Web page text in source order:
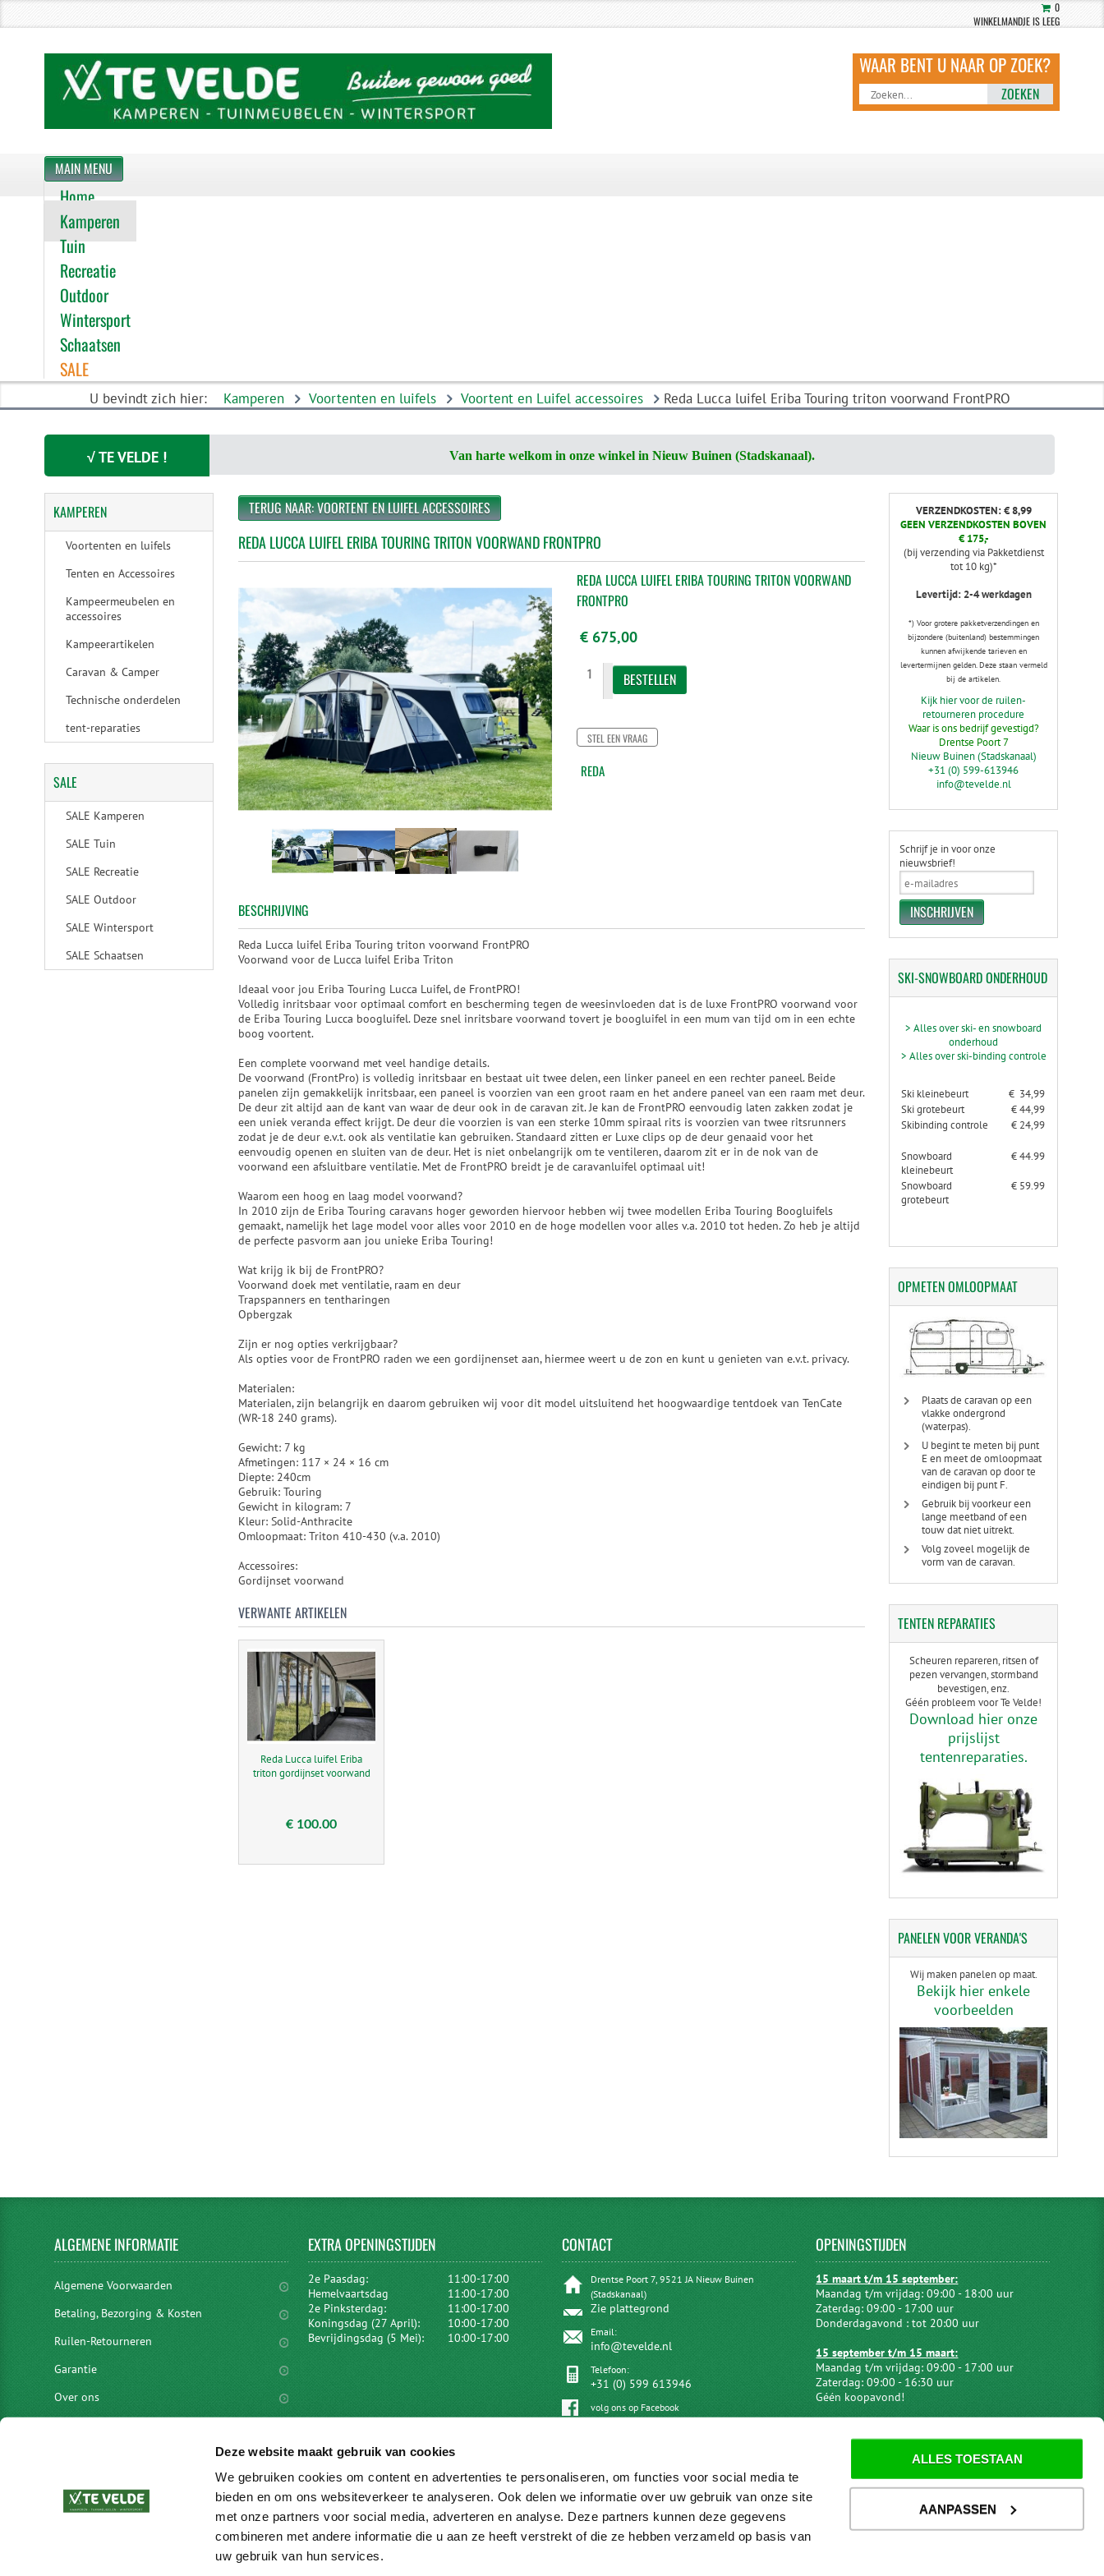
Deze website maakt gebruik van cookies
We gebruiken cookies om content en advertenties te personaliseren, om functies voor social media te
bieden en om ons websiteverkeer te analyseren. Ook delen we informatie over uw gebruik van onze site
met onze partners voor social media, adverteren en analyse. Deze partners kunnen deze gegevens
combineren met andere informatie die u aan ze heeft verstrekt of die ze hebben verzameld op basis van
uw gebruik van hun services.
ALLES TOESTAAN
AANPASSEN
0
WINKELMANDJE IS LEEG
ZOEKEN
MAIN MENU
Home
Kamperen
Tuin
Recreatie
Outdoor
Wintersport
Schaatsen
SALE
U bevindt zich hier: Kamperen Voortenten en luifels Voortent en Luifel accessoires Reda Lucca luifel Eriba Touring triton voorwand FrontPRO
√ TE VELDE ! Van harte welkom in onze winkel in Nieuw Buinen (Stadskanaal).
TERUG NAAR: VOORTENT EN LUIFEL ACCESSOIRES
REDA LUCCA LUIFEL ERIBA TOURING TRITON VOORWAND FRONTPRO
REDA LUCCA LUIFEL ERIBA TOURING TRITON VOORWAND
FRONTPRO
€ 675,00
STEL EEN VRAAG
REDA
BESCHRIJVING
Reda Lucca luifel Eriba Touring triton voorwand FrontPRO
Voorwand voor de Lucca luifel Eriba Triton
Ideaal voor jou Eriba Touring Lucca Luifel, de FrontPRO!
Volledig inritsbaar voor optimaal comfort en bescherming tegen de weesinvloeden dat is de luxe FrontPRO voorwand voor
de Eriba Touring Lucca boogluifel. Deze snel inritsbare voorwand tovert je boogluifel in een mum van tijd om in een echte
boog voortent.
Een complete voorwand met veel handige details.
De voorwand (FrontPro) is volledig inritsbaar en bestaat uit twee delen, een linker paneel en een rechter paneel. Beide
panelen zijn gemakkelijk inritsbaar, een paneel is voorzien van een groot raam en het andere paneel van een raam met deur.
De deur zit altijd aan de kant van waar de deur ook in de caravan zit. Je kan de FrontPRO eenvoudig laten zakken zodat je
een uniek veranda effect krijgt. De deur die voorzien is van een sterke 10mm spiraal rits is voorzien van twee ritsrunners
zodat je de deur e.v.t. ook als ventilatie kan gebruiken. Standaard zitten er Luxe clips op de deur genaaid voor het
eenvoudig openen en sluiten van de deur. Het is niet onbelangrijk om te ventileren, daarom zit er in de nok van de
voorwand een afsluitbare ventilatie. Met de FrontPRO breidt je de caravanluifel optimaal uit!
Waarom een hoog en laag model voorwand?
In 2010 zijn de Eriba Touring caravans hoger geworden hiervoor hebben wij twee modellen Eriba Touring Boogluifels
gemaakt, namelijk het lage model voor alles voor 2010 en de hoge modellen voor alles v.a. 2010 tot heden. Zo heb je altijd
de perfecte pasvorm aan jou unieke Eriba Touring!
Wat krijg ik bij de FrontPRO?
Voorwand doek met ventilatie, raam en deur
Trapspanners en tentharingen
Opbergzak
Zijn er nog opties verkrijgbaar?
Als opties voor de FrontPRO raden we een gordijnenset aan, hiermee weert u de zon en kunt u genieten van e.v.t. privacy.
Materialen:
Materialen, zijn belangrijk en daarom gebruiken wij voor dit model uitsluitend het hoogwaardige tentdoek van TenCate
(WR-18 240 grams).
Gewicht: 7 kg
Afmetingen: 117 × 24 × 16 cm
Diepte: 240cm
Gebruik: Touring
Gewicht in kilogram: 7
Kleur: Solid-Anthracite
Omloopmaat: Triton 410-430 (v.a. 2010)
Accessoires:
Gordijnset voorwand
VERWANTE ARTIKELEN
Reda Lucca luifel Eriba
triton gordijnset voorwand
€ 100.00
KAMPEREN
Voortenten en luifels
Tenten en Accessoires
Kampeermeubelen en
accessoires
Kampeerartikelen
Caravan & Camper
Technische onderdelen
tent-reparaties
SALE
SALE Kamperen
SALE Tuin
SALE Recreatie
SALE Outdoor
SALE Wintersport
SALE Schaatsen
VERZENDKOSTEN: € 8,99
GEEN VERZENDKOSTEN BOVEN
€ 175,-
(bij verzending via Pakketdienst
tot 10 kg)*
Levertijd: 2-4 werkdagen
*) Voor grotere pakketverzendingen en
bijzondere (buitenland) bestemmingen
kunnen afwijkende tarieven en
levertermijnen gelden. Deze staan vermeld
bij de artikelen.
Kijk hier voor de ruilen-
retourneren procedure
Waar is ons bedrijf gevestigd?
Drentse Poort 7
Nieuw Buinen (Stadskanaal)
+31 (0) 599-613946
info@tevelde.nl
Schrijf je in voor onze
nieuwsbrief!
SKI-SNOWBOARDONDERHOUD
> Alles over ski- en snowboard
onderhoud
> Alles over ski-binding controle
Ski kleinebeurt
€ 34,99
Ski grotebeurt
€ 44,99
Skibinding controle
€ 24,99
Snowboard
kleinebeurt
€ 44.99
Snowboard
grotebeurt
€ 59.99
OPMETENOMLOOPMAAT
Plaats de caravan op een
vlakke ondergrond
(waterpas).
U begint te meten bij punt
E en meet de omloopmaat
van de caravan op door te
eindigen bij punt F.
Gebruik bij voorkeur een
lange meetband of een
touw dat niet uitrekt.
Volg zoveel mogelijk de
vorm van de caravan.
TENTEN REPARATIES
Scheuren repareren, ritsen of
pezen vervangen, stormband
bevestigen, enz.
Géén probleem voor Te Velde!
Download hier onze
prijslijst
tentenreparaties.
PANELENVOOR VERANDA'S
Wij maken panelen op maat.
Bekijk hier enkele
voorbeelden
ALGEMENEINFORMATIE
Algemene Voorwaarden
Betaling, Bezorging & Kosten
Ruilen-Retourneren
Garantie
Over ons
vacatures
EXTRAOPENINGSTIJDEN
2e Paasdag:
11:00-17:00
Hemelvaartsdag
11:00-17:00
2e Pinksterdag:
11:00-17:00
Koningsdag (27 April):
10:00-17:00
Bevrijdingsdag (5 Mei):
10:00-17:00
CONTACT
Drentse Poort 7, 9521 JA Nieuw Buinen
(Stadskanaal)
Zie plattegrond
Email:
info@tevelde.nl
Telefoon:
+31 (0) 599 613946
volg ons op Facebook
OPENINGSTIJDEN
15 maart t/m 15 september:
Maandag t/m vrijdag: 09:00 - 18:00 uur
Zaterdag: 09:00 - 17:00 uur
Donderdagavond : tot 20:00 uur
15 september t/m 15 maart:
Maandag t/m vrijdag: 09:00 - 17:00 uur
Zaterdag: 09:00 - 16:30 uur
Géén koopavond!